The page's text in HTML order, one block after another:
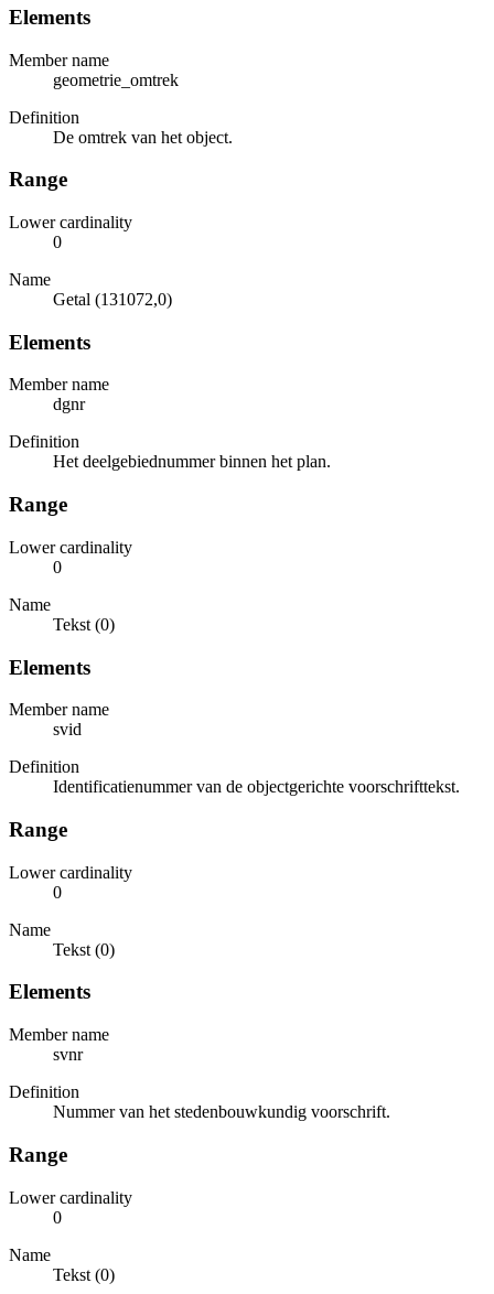
Elements
Member name
geometrie_omtrek
Definition
De omtrek van het object.
Range
Lower cardinality
0
Name
Getal (131072,0)
Elements
Member name
dgnr
Definition
Het deelgebiednummer binnen het plan.
Range
Lower cardinality
0
Name
Tekst (0)
Elements
Member name
svid
Definition
Identificatienummer van de objectgerichte voorschrifttekst.
Range
Lower cardinality
0
Name
Tekst (0)
Elements
Member name
svnr
Definition
Nummer van het stedenbouwkundig voorschrift.
Range
Lower cardinality
0
Name
Tekst (0)